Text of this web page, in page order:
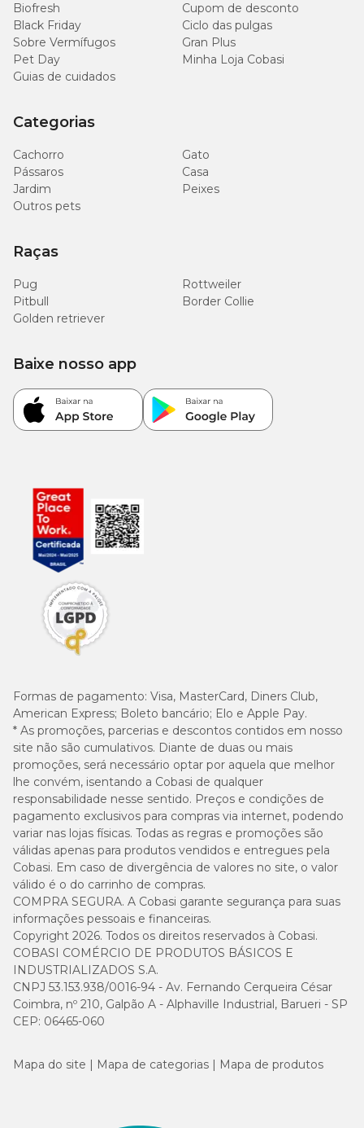
Biofresh
Cupom de desconto
Black Friday
Ciclo das pulgas
Sobre Vermífugos
Gran Plus
Pet Day
Minha Loja Cobasi
Guias de cuidados
Categorias
Cachorro
Gato
Pássaros
Casa
Jardim
Peixes
Outros pets
Raças
Pug
Rottweiler
Pitbull
Border Collie
Golden retriever
Formas de pagamento: Visa, MasterCard, Diners Club,
American Express; Boleto bancário; Elo e Apple Pay.
* As promoções, parcerias e descontos contidos em nosso
site não são cumulativos. Diante de duas ou mais
promoções, será necessário optar por aquela que melhor
lhe convém, isentando a Cobasi de qualquer
responsabilidade nesse sentido. Preços e condições de
pagamento exclusivos para compras via internet, podendo
variar nas lojas físicas. Todas as regras e promoções são
válidas apenas para produtos vendidos e entregues pela
Cobasi. Em caso de divergência de valores no site, o valor
válido é o do carrinho de compras.
COMPRA SEGURA. A Cobasi garante segurança para suas
informações pessoais e financeiras.
Copyright 2026. Todos os direitos reservados à Cobasi.
COBASI COMÉRCIO DE PRODUTOS BÁSICOS E
INDUSTRIALIZADOS S.A.
CNPJ 53.153.938/0016-94 - Av. Fernando Cerqueira César
Coimbra, nº 210, Galpão A - Alphaville Industrial, Barueri - SP
CEP: 06465-060
Baixe nosso app
Mapa do site Mapa de categorias Mapa de produtos